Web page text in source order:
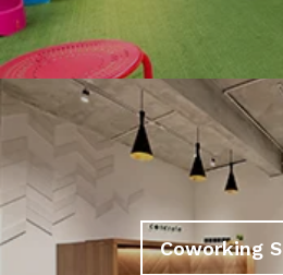
Coworking